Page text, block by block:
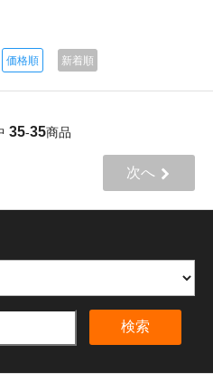
価格順 新着順
35-35商品
次へ
検索